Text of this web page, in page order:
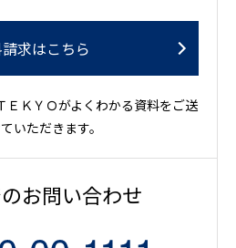
求はこちら
ＥＫＹＯがよくわかる資料をご送
いただきます。
お問い合わせ